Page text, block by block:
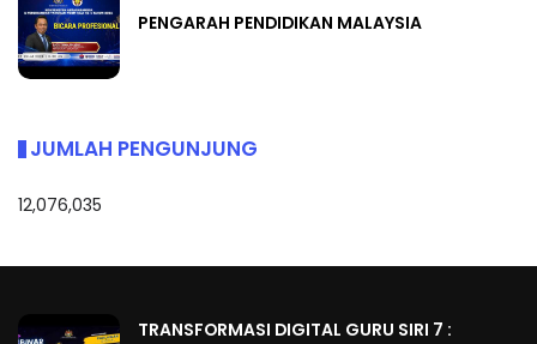
PENGARAH PENDIDIKAN MALAYSIA
JUMLAH PENGUNJUNG
12,076,035
TRANSFORMASI DIGITAL GURU SIRI 7 :